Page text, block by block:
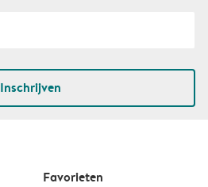
Inschrijven
Favorieten